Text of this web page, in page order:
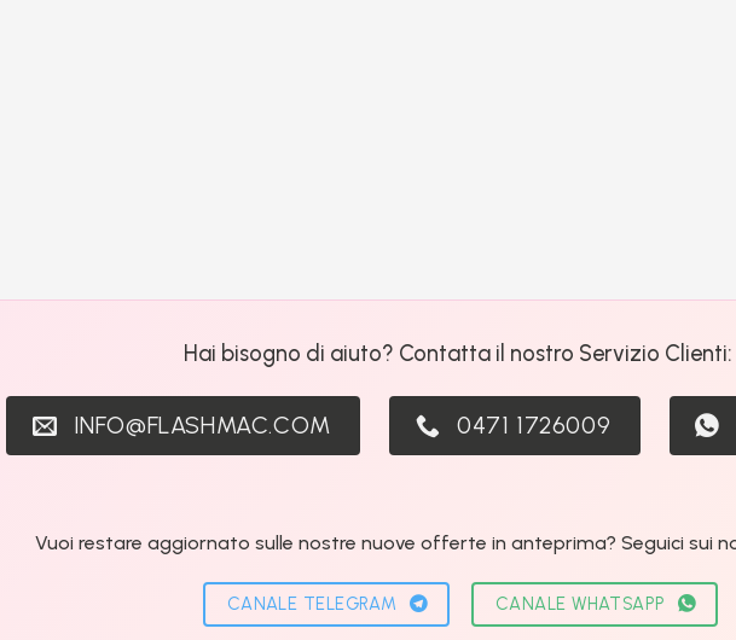
Hai bisogno di aiuto? Contatta il nostro Servizio Clienti:
INFO@FLASHMAC.COM 0471 1726009
Vuoi restare aggiornato sulle nostre nuove offerte in anteprima? Seguici sui
CANALE TELEGRAM CANALE WHATSAPP